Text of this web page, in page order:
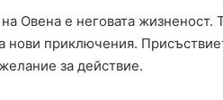
Овена е неговата жизненост.
нови приключения.
за действие.